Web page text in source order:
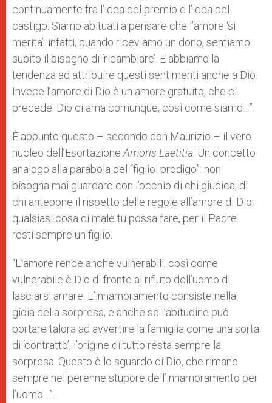
continuamente fra l’idea del premio e l’idea del
castigo. Siamo abituati a pensare che l’amore ‘si
merita’: infatti, quando riceviamo un dono, sentiamo
subito il bisogno di ‘ricambiare’. E abbiamo la
tendenza ad attribuire questi sentimenti anche a Dio.
Invece l’amore di Dio è un amore gratuito, che ci
precede: Dio ci ama comunque, così come siamo…”.
È appunto questo – secondo don Maurizio – il vero
nucleo dell’Esortazione Amoris Laetitia . Un concetto
analogo alla parabola del “figliol prodigo”: non
bisogna mai guardare con l’occhio di chi giudica, di
chi antepone il rispetto delle regole all’amore di Dio;
qualsiasi cosa di male tu possa fare, per il Padre
resti sempre un figlio.
“L’amore rende anche vulnerabili, così come
vulnerabile è Dio di fronte al rifiuto dell’uomo di
lasciarsi amare. L’innamoramento consiste nella
gioia della sorpresa, e anche se l’abitudine può
portare talora ad avvertire la famiglia come una sorta
di ‘contratto’, l’origine di tutto resta sempre la
sorpresa. Questo è lo sguardo di Dio, che rimane
sempre nel perenne stupore dell’innamoramento per
l’uomo…”.